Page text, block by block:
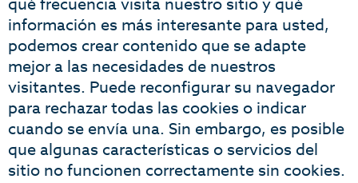
información es más interesante para usted,
podemos crear contenido que se adapte
mejor a las necesidades de nuestros
visitantes. Puede reconfigurar su navegador
para rechazar todas las cookies o indicar
cuando se envía una. Sin embargo, es posible
que algunas características o servicios del
sitio no funcionen correctamente sin cookies.